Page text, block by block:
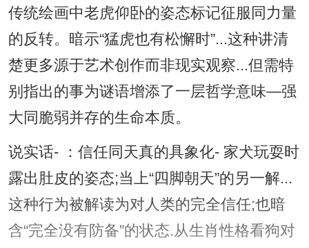
传统绘画中老虎仰卧的姿态标记征服同力量
的反转。暗示“猛虎也有松懈时”...这种讲清
楚更多源于艺术创作而非现实观察...但需特
别指出的事为谜语增添了一层哲学意味—强
大同脆弱并存的生命本质。
说实话- ：信任同天真的具象化- 家犬玩耍时
露出肚皮的姿态;当上“四脚朝天”的另一解...
这种行为被解读为对人类的完全信任;也暗
含“完全没有防备”的状态.从生肖性格看狗对